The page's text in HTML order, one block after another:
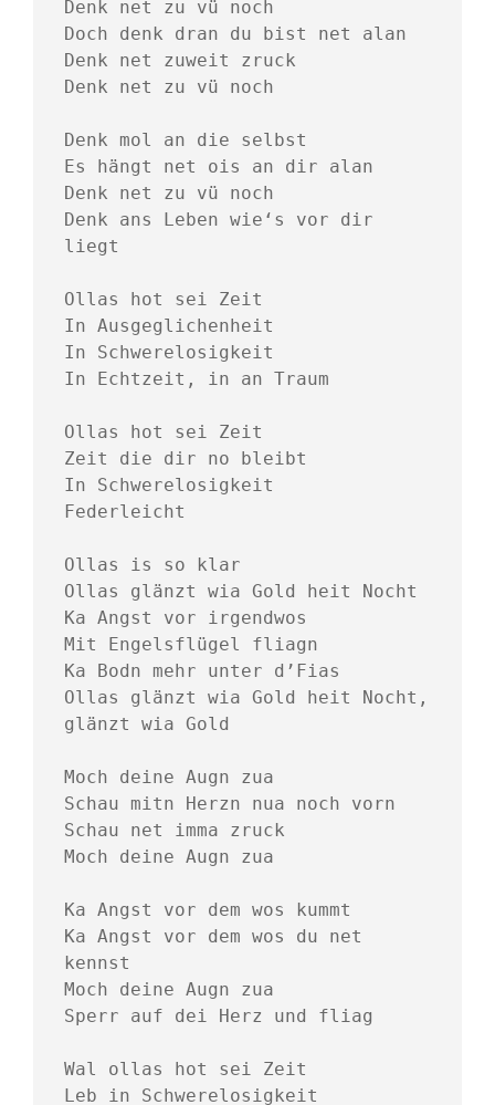
Denk net zu vü noch
Doch denk dran du bist net alan
Denk net zuweit zruck
Denk net zu vü noch
Denk mol an die selbst
Es hängt net ois an dir alan
Denk net zu vü noch
Denk ans Leben wie‘s vor dir
liegt
Ollas hot sei Zeit
In Ausgeglichenheit
In Schwerelosigkeit
In Echtzeit, in an Traum
Ollas hot sei Zeit
Zeit die dir no bleibt
In Schwerelosigkeit
Federleicht
Ollas is so klar
Ollas glänzt wia Gold heit Nocht
Ka Angst vor irgendwos
Mit Engelsflügel fliagn
Ka Bodn mehr unter d’Fias
Ollas glänzt wia Gold heit Nocht,
glänzt wia Gold
Moch deine Augn zua
Schau mitn Herzn nua noch vorn
Schau net imma zruck
Moch deine Augn zua
Ka Angst vor dem wos kummt
Ka Angst vor dem wos du net
kennst
Moch deine Augn zua
Sperr auf dei Herz und fliag
Wal ollas hot sei Zeit
Leb in Schwerelosigkeit